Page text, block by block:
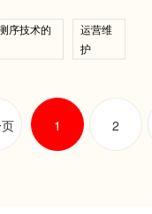
序技术的
运营维
护
页 1 2